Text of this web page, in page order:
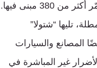
كما أشار الموقع إلى أن مستوطنة “كريات شمونة” تعدّ الأكثر تضررًا، حيث دمّر أكثر من 380 مبنى فيها.
تليها “شتولا”
المصانع والسيارات
غير المباشرة في